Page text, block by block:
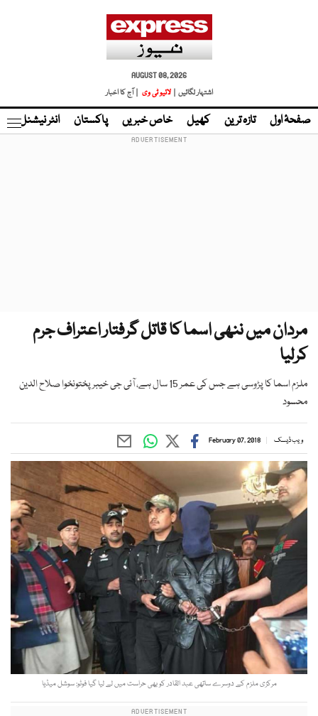
AUGUST 08, 2026
اشتہار لگائیں |
لائیو ٹی وی | آج کا اخبار
صفحۂ اول تازہ ترین کھیل خاص خبریں پاکستان انٹر نیشنل
مردان میں ننھی اسما کا قاتل گرفتار اعتراف جرم
کرلیا
ملزم اسما کا پڑوسی ہے جس کی عمر 15 سال ہے، آئی جی خیبرپختونخوا صلاح الدین
محسود
ویب ڈیسک February 07, 2018
مرکزی ملزم کے دوسرے ساتھی عبد القادر کو بھی حراست میں لے لیا گیا فوٹو: سوشل میڈیا